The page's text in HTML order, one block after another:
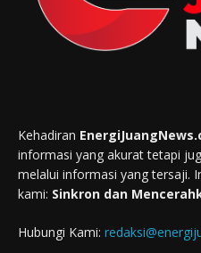
Kehadiran
informasi yang akurat tetapi
melalui informasi yang tersaji.
kami: Sinkron dan
Hubungi Kami: